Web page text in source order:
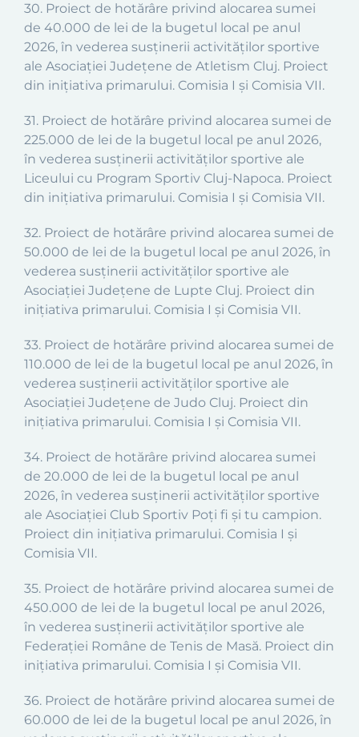
30. Proiect de hotărâre privind alocarea sumei
de 40.000 de lei de la bugetul local pe anul
2026, în vederea susținerii activităților sportive
ale Asociației Județene de Atletism Cluj. Proiect
din inițiativa primarului. Comisia I și Comisia VII.
31. Proiect de hotărâre privind alocarea sumei de
225.000 de lei de la bugetul local pe anul 2026,
în vederea susținerii activităților sportive ale
Liceului cu Program Sportiv Cluj-Napoca. Proiect
din inițiativa primarului. Comisia I și Comisia VII.
32. Proiect de hotărâre privind alocarea sumei de
50.000 de lei de la bugetul local pe anul 2026, în
vederea susținerii activităților sportive ale
Asociației Județene de Lupte Cluj. Proiect din
inițiativa primarului. Comisia I și Comisia VII.
33. Proiect de hotărâre privind alocarea sumei de
110.000 de lei de la bugetul local pe anul 2026, în
vederea susținerii activităților sportive ale
Asociației Județene de Judo Cluj. Proiect din
inițiativa primarului. Comisia I și Comisia VII.
34. Proiect de hotărâre privind alocarea sumei
de 20.000 de lei de la bugetul local pe anul
2026, în vederea susținerii activităților sportive
ale Asociației Club Sportiv Poți fi și tu campion.
Proiect din inițiativa primarului. Comisia I și
Comisia VII.
35. Proiect de hotărâre privind alocarea sumei de
450.000 de lei de la bugetul local pe anul 2026,
în vederea susținerii activităților sportive ale
Federației Române de Tenis de Masă. Proiect din
inițiativa primarului. Comisia I și Comisia VII.
36. Proiect de hotărâre privind alocarea sumei de
60.000 de lei de la bugetul local pe anul 2026, în